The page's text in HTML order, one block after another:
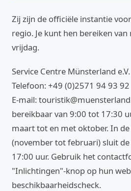
Zij zijn de officiële instantie
regio. Je kunt hen bereiken
vrijdag.
Service Centre Münsterland e.V.
Telefoon: +49 (0)2571 94 93 92
E-mail:
bereikbaar van 9:00 tot 17:30
maart tot en met oktober. In
(november tot februari) sluit
17:00 uur. Gebruik het
"Inlichtingen"-knop op hun
beschikbaarheidscheck.